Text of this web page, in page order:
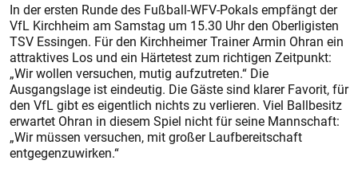
In der ersten Runde des Fußball-WFV-Pokals empfängt der
VfL Kirchheim am Samstag um 15.30 Uhr den Oberligisten
TSV Essingen. Für den Kirchheimer Trainer Armin Ohran ein
attraktives Los und ein Härtetest zum richtigen Zeitpunkt:
„Wir wollen versuchen, mutig aufzutreten.“ Die
Ausgangslage ist eindeutig. Die Gäste sind klarer Favorit, für
den VfL gibt es eigentlich nichts zu verlieren. Viel Ballbesitz
erwartet Ohran in diesem Spiel nicht für seine Mannschaft:
„Wir müssen versuchen, mit großer Laufbereitschaft
entgegenzuwirken.“